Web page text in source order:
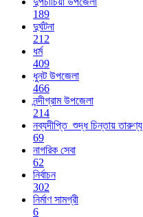
189
দুর্ঘটনা
212
ধর্ম
409
ধুনট উপজেলা
466
নন্দীগ্রাম উপজেলা
214
নব্যদীপ্তি_শুদ্ধ চিন্তায় তারুণ্য
69
নাগরিক সেবা
62
নির্বাচন
302
নির্মাণ সামগ্রী
6